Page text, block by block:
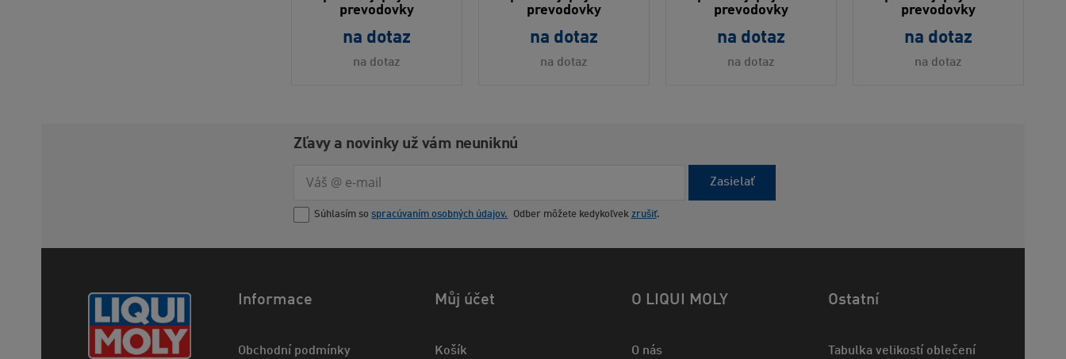
prevodovky
na dotaz
na dotaz
prevodovky
na dotaz
na dotaz
prevodovky
na dotaz
na dotaz
prevodovky
na dotaz
na dotaz
Zľavy a novinky už vám neuniknú
Zasielať
Súhlasím so spracúvaním osobných údajov. Odber môžete kedykoľvek zrušiť.
Informace
Obchodní podmínky
Můj účet
Košík
O LIQUI MOLY
O nás
Ostatní
Tabulka velikostí oblečení